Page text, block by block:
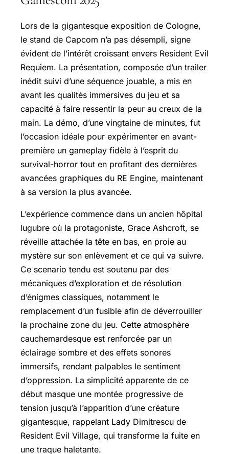
Lors de la gigantesque exposition de Cologne,
le stand de Capcom n’a pas désempli, signe
évident de l’intérêt croissant envers Resident Evil
Requiem. La présentation, composée d’un trailer
inédit suivi d’une séquence jouable, a mis en
avant les qualités immersives du jeu et sa
capacité à faire ressentir la peur au creux de la
main. La démo, d’une vingtaine de minutes, fut
l’occasion idéale pour expérimenter en avant-
première un gameplay fidèle à l’esprit du
survival-horror tout en profitant des dernières
avancées graphiques du RE Engine, maintenant
à sa version la plus avancée.
L’expérience commence dans un ancien hôpital
lugubre où la protagoniste, Grace Ashcroft, se
réveille attachée la tête en bas, en proie au
mystère sur son enlèvement et ce qui va suivre.
Ce scenario tendu est soutenu par des
mécaniques d’exploration et de résolution
d’énigmes classiques, notamment le
remplacement d’un fusible afin de déverrouiller
la prochaine zone du jeu. Cette atmosphère
cauchemardesque est renforcée par un
éclairage sombre et des effets sonores
immersifs, rendant palpables le sentiment
d’oppression. La simplicité apparente de ce
début masque une montée progressive de
tension jusqu’à l’apparition d’une créature
gigantesque, rappelant Lady Dimitrescu de
Resident Evil Village, qui transforme la fuite en
une traque haletante.